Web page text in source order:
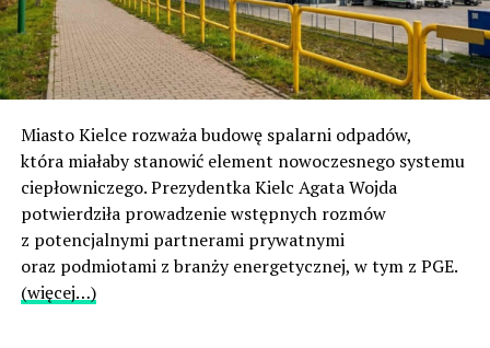
Miasto Kielce rozważa budowę spalarni odpadów,
która miałaby stanowić element nowoczesnego systemu
ciepłowniczego. Prezydentka Kielc Agata Wojda
potwierdziła prowadzenie wstępnych rozmów
z potencjalnymi partnerami prywatnymi
oraz podmiotami z branży energetycznej, w tym z PGE.
(więcej…)